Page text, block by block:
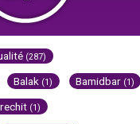
(287)
Balak (1) Bamidbar (1)
(1)